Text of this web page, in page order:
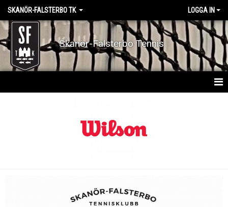
SKANÖR-FALSTERBO TK LOGGA IN
Skanör-Falsterbo Tennis